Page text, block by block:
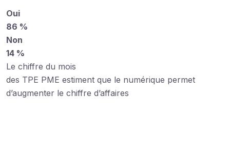
Oui
86 %
Non
14 %
Le chiffre du mois
des TPE PME estiment que le numérique permet
d’augmenter le chiffre d’affaires